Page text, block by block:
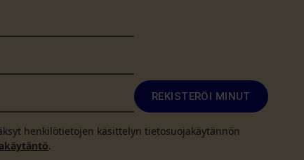
REKISTERÖI MINUT
henkilötietojen käsittelyn tietosuojakäytännön
.